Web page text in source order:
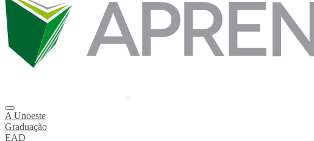
A Unoeste
Graduação
EAD